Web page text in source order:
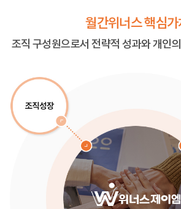
월간위너스 핵심가
조직 구성원으로서 전략적 성과와 개인